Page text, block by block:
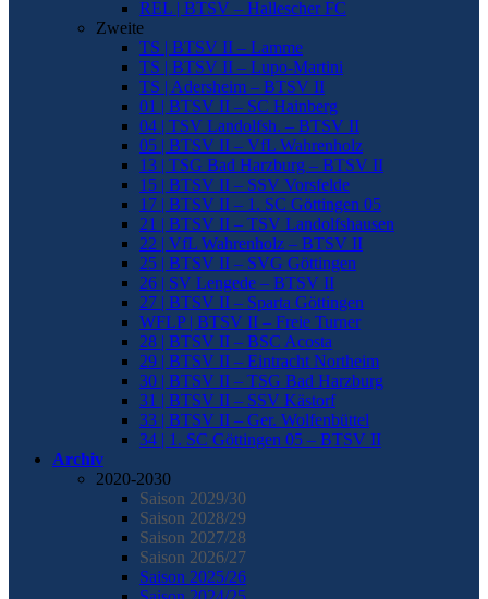
REL | BTSV – Hallescher FC
Zweite
TS | BTSV II – Lamme
TS | BTSV II – Lupo-Martini
TS | Adersheim – BTSV II
01 | BTSV II – SC Hainberg
04 | TSV Landolfsh. – BTSV II
05 | BTSV II – VfL Wahrenholz
13 | TSG Bad Harzburg – BTSV II
15 | BTSV II – SSV Vorsfelde
17 | BTSV II – 1. SC Göttingen 05
21 | BTSV II – TSV Landolfshausen
22 | VfL Wahrenholz – BTSV II
25 | BTSV II – SVG Göttingen
26 | SV Lengede – BTSV II
27 | BTSV II – Sparta Göttingen
WFLP | BTSV II – Freie Turner
28 | BTSV II – BSC Acosta
29 | BTSV II – Eintracht Northeim
30 | BTSV II – TSG Bad Harzburg
31 | BTSV II – SSV Kästorf
33 | BTSV II – Ger. Wolfenbüttel
34 | 1. SC Göttingen 05 – BTSV II
Archiv
2020-2030
Saison 2029/30
Saison 2028/29
Saison 2027/28
Saison 2026/27
Saison 2025/26